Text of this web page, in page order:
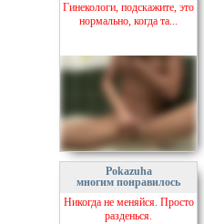
Гинекологи, подскажите, это
нормально, когда та...
Pokazuha
многим понравилось
Никогда не меняйся. Просто
разденься.